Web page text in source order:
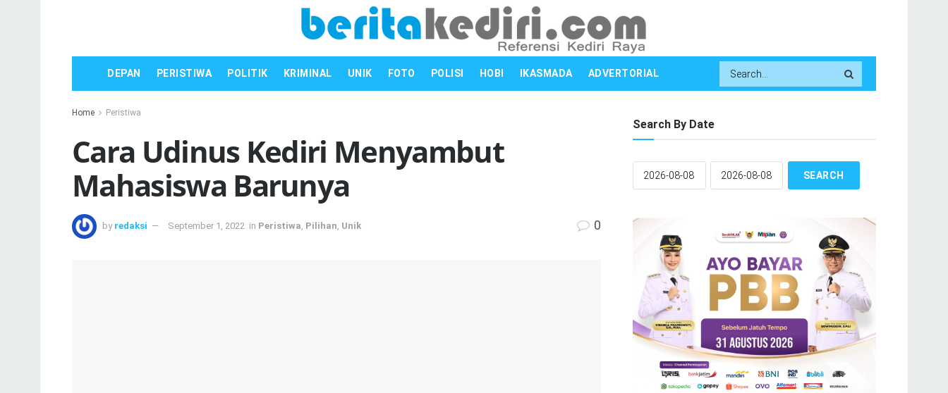
DEPAN PERISTIWA POLITIK KRIMINAL UNIK FOTO POLISI HOBI IKASMADA ADVERTORIAL
Home Peristiwa
Cara Udinus Kediri Menyambut
Mahasiswa Barunya
by redaksi September 1, 2022 in Peristiwa Pilihan Unik 0
Search By Date